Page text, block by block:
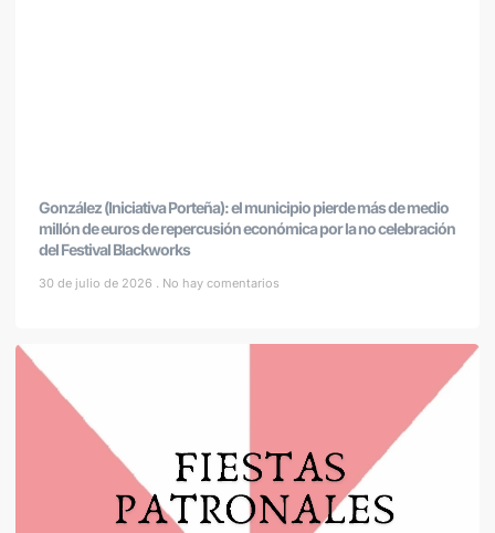
González (Iniciativa Porteña): el municipio pierde más de medio
millón de euros de repercusión económica por la no celebración
del Festival Blackworks
30 de julio de 2026 No hay comentarios